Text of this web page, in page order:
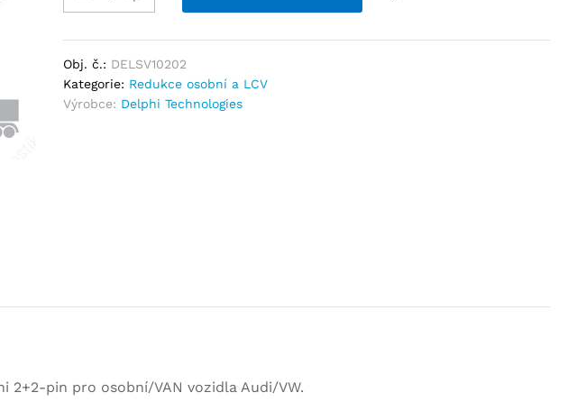
Obj. č.: DELSV10202
Kategorie: Redukce osobní a LCV
Výrobce: Delphi Technologies
2+2-pin pro osobní/VAN vozidla Audi/VW.